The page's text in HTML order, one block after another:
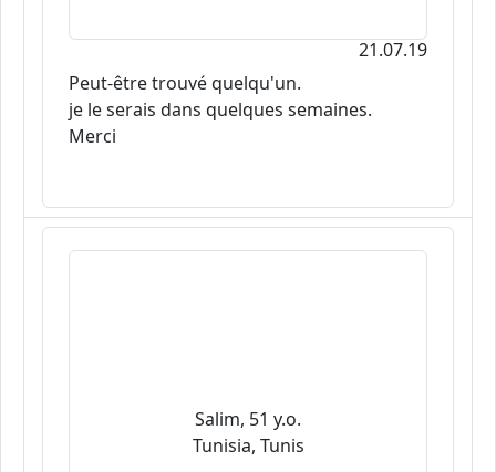
21.07.19
Peut-être trouvé quelqu'un.
je le serais dans quelques semaines.
Merci
Salim, 51 y.o.
Tunisia, Tunis